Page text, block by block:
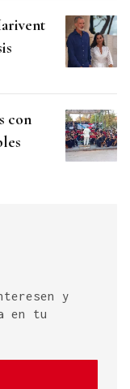
con
y
en tu